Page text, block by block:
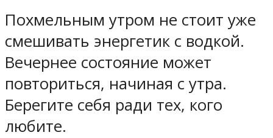
Похмельным утром не стоит уже
смешивать энергетик с водкой.
Вечернее состояние может
повториться, начиная с утра.
Берегите себя ради тех, кого
любите.